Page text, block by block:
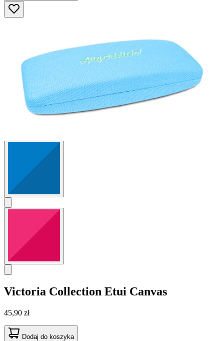
Victoria Collection Etui Canvas
45,90 zł
Dodaj do koszyka